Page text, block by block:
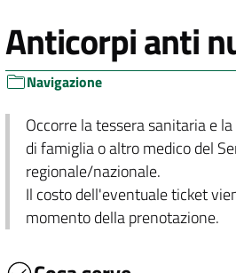
Anticorpi anti
Navigazione
Occorre la tessera sanitaria e
di famiglia o altro medico del
regionale/nazionale.
Il costo dell'eventuale ticket
momento della prenotazione.